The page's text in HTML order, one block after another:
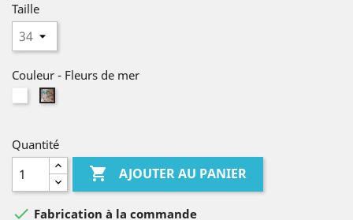
Taille
Couleur - Fleurs de mer
BlancFleurs
Quantité
 AJOUTER AU PANIER
 Fabrication à la commande